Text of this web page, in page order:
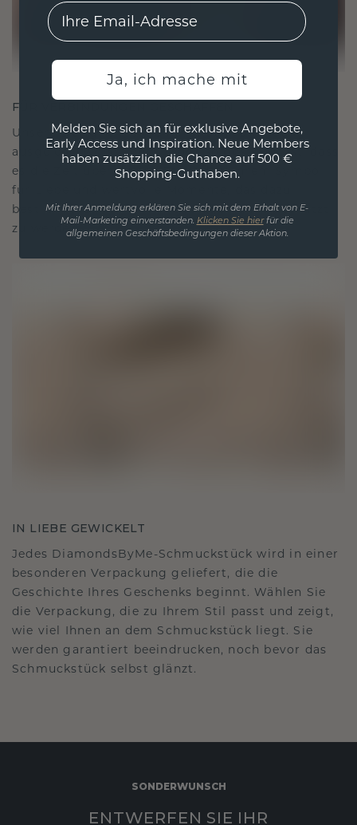
FÜR VERBINDUNGEN GESCHAFFEN
Unsere Designphilosophie ist auf Verbindung
ausgelegt, wobei jedes Stück so gestaltet ist, dass
es die Zeit überdauert. Es wird zu Ihrem Symbol
für Liebe und wertvolle Momente, das dazu
bestimmt ist, für immer getragen und geschätzt
zu werden.
IN LIEBE GEWICKELT
Jedes DiamondsByMe-Schmuckstück wird in einer
besonderen Verpackung geliefert, die die
Geschichte Ihres Geschenks beginnt. Wählen Sie
die Verpackung, die zu Ihrem Stil passt und zeigt,
wie viel Ihnen an dem Schmuckstück liegt. Sie
werden garantiert beeindrucken, noch bevor das
Schmuckstück selbst glänzt.
SONDERWUNSCH
ENTWERFEN SIE IHR
EMail
Ja, ich mache mit
Melden Sie sich an für exklusive Angebote,
Early Access und Inspiration. Neue Members
haben zusätzlich die Chance auf 500 €
Shopping-Guthaben.
Mit Ihrer Anmeldung erklären Sie sich mit dem Erhalt von E-
Mail-Marketing einverstanden. Klicken Sie hierfür die
allgemeinen Geschäftsbedingungen dieser Aktion.